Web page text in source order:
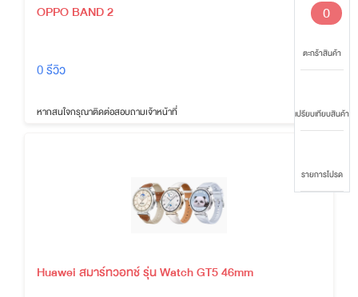
0
ตะกร้าสินค้า
เปรียบเทียบสินค้า
รายการโปรด
OPPO BAND 2
0 รีวิว
หากสนใจกรุณาติดต่อสอบถามเจ้าหน้าที่
Huawei สมาร์ทวอทช์ รุ่น Watch GT5 46mm